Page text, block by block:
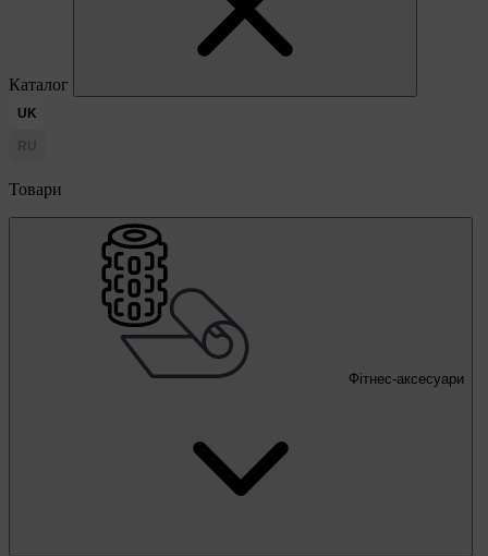
Каталог
UK
RU
Товари
Фітнес-аксесуари